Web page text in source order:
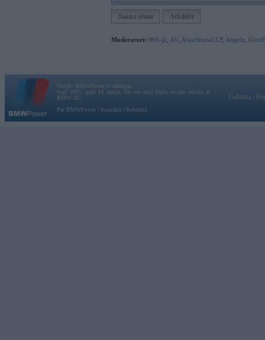
Jauna tēma Atbildēt
Moderatori: 968-jk AV AiwaShuraLLP, Angelz
Vortāls BMWPower.lv darbojas
kopš 2002. gada 14. maija. Tas nav auto klubs un nav saistīts ar
BMW AG.
Par BMWPower
Kontakti Reklāma
Galvena